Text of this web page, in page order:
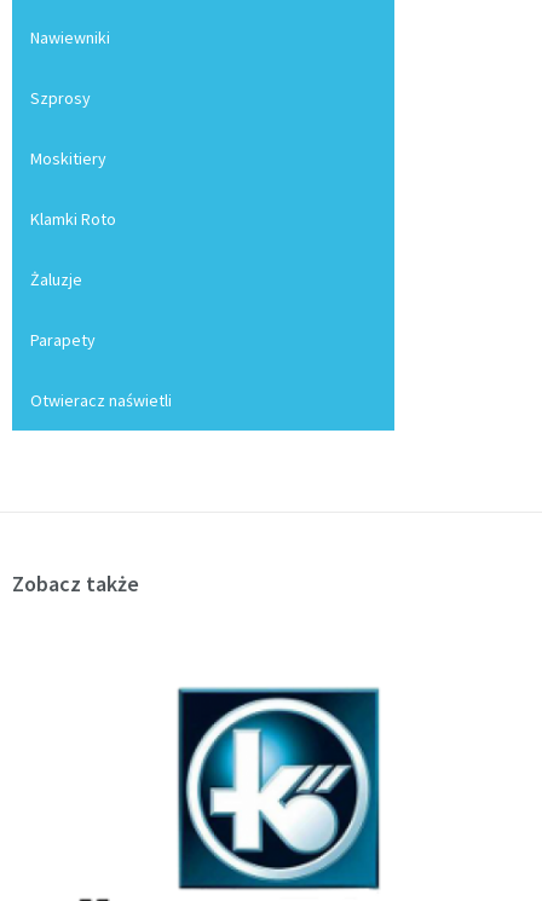
Nawiewniki
Szprosy
Moskitiery
Klamki Roto
Żaluzje
Parapety
Otwieracz naświetli
Zobacz także